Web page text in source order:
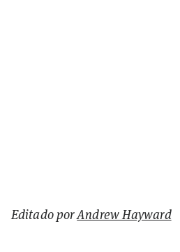
Editado porAndrew Hayward